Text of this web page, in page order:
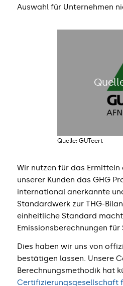
Auswahl für Unternehmen
Quelle: GUTcert
Wir nutzen für das Ermitteln
unserer Kunden das GHG
international anerkannte
Standardwerk zur THG-
einheitliche Standard
Emissionsberechnungen für
Dies haben wir uns von
bestätigen lassen. Unsere
Berechnungsmethodik hat
Certifizierungsgesellschaft